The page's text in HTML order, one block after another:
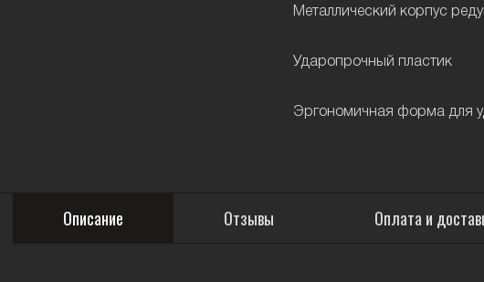
Металлический корпус
Ударопрочный пластик
Эргономичная форма для
Описание Отзывы Оплата и